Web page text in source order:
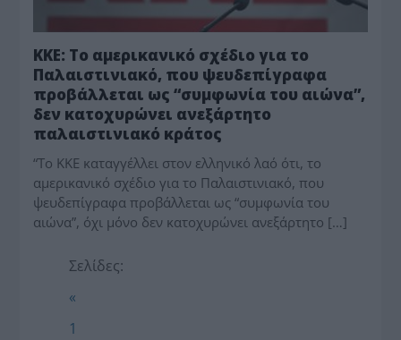
ΚΚΕ: Το αμερικανικό σχέδιο για το
Παλαιστινιακό, που ψευδεπίγραφα
προβάλλεται ως “συμφωνία του αιώνα”,
δεν κατοχυρώνει ανεξάρτητο
παλαιστινιακό κράτος
“Το ΚΚΕ καταγγέλλει στον ελληνικό λαό ότι, το
αμερικανικό σχέδιο για το Παλαιστινιακό, που
ψευδεπίγραφα προβάλλεται ως “συμφωνία του
αιώνα”, όχι μόνο δεν κατοχυρώνει ανεξάρτητο […]
Σελίδες:
«
1